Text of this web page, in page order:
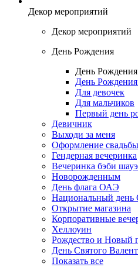
Декор мероприятий
Декор мероприятий
День Рождения
День Рождения
День
Для девочек
Для мальчиков
Первый день
Девичник
Выходи за меня
Оформление свадьбы
Гендерная вечеринка
Вечеринка бэби
Новорожденным
День флага ОАЭ
Национальный
Открытие магазина
Корпоративные
Хеллоуин
Рождество и Новый
День Святого
Показать все